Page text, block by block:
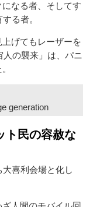
なる者、そしてす
る者。
げてもレーザーを
の襲来」は、パニ